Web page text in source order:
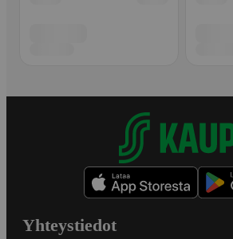
Yhteystiedot